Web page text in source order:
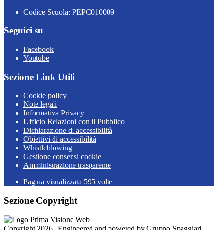
Codice Scuola: PEPC010009
Seguici su
Facebook
Youtube
Sezione Link Utili
Cookie policy
Note legali
Informativa Privacy
Ufficio Relazioni con il Pubblico
Dichiarazione di accessibilità
Obiettivi di accessibilità
Whistleblowing
Gestione consensi cookie
Amministrazione trasparente
Pagina visualizzata 595 volte
Sezione Copyright
Copyright 2026 | Engineered and powered by Gruppo Spaggiari